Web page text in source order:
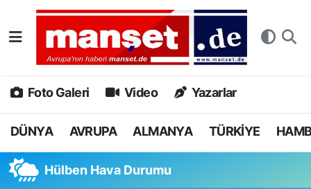
Foto Galeri Video Yazarlar
DÜNYA AVRUPA ALMANYA TÜRKİYE
Hülben Hava Durumu
DÜNYA
AVRUPA
ALMANYA
Nöbetçi Eczaneler
Hava Durumu
Namaz Vakitleri